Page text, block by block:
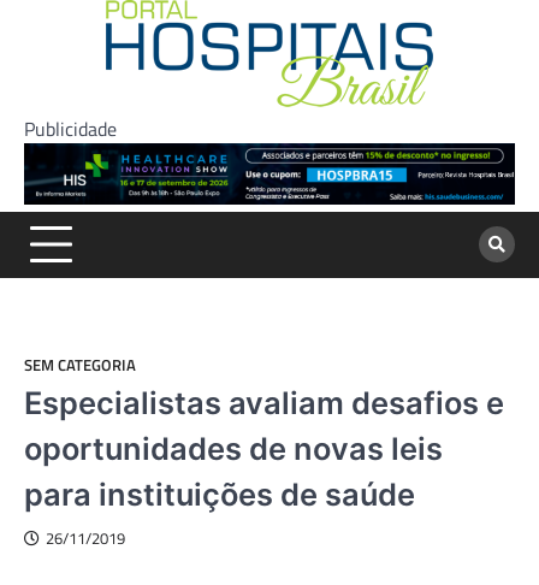
Publicidade
SEM CATEGORIA
Especialistas avaliam desafios e
oportunidades de novas leis
para instituições de saúde
26/11/2019